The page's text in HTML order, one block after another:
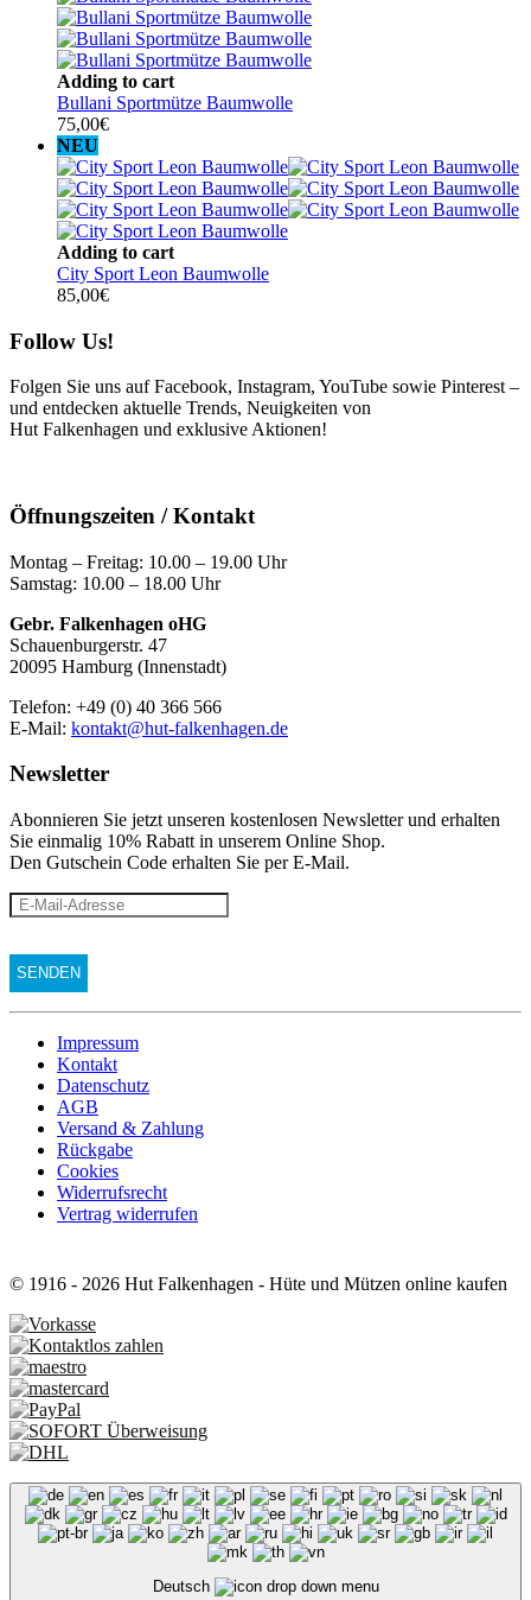
Adding to cart
Bullani Sportmütze Baumwolle
75,00€
NEU
Adding to cart
City Sport Leon Baumwolle
85,00€
Follow Us!
Folgen Sie uns auf Facebook, Instagram, YouTube sowie Pinterest –
und entdecken aktuelle Trends, Neuigkeiten von
Hut Falkenhagen und exklusive Aktionen!
Öffnungszeiten / Kontakt
Montag – Freitag: 10.00 – 19.00 Uhr
Samstag: 10.00 – 18.00 Uhr
Gebr. Falkenhagen oHG
Schauenburgerstr. 47
20095 Hamburg (Innenstadt)
Telefon: +49 (0) 40 366 566
E-Mail: kontakt@hut-falkenhagen.de
Newsletter
Abonnieren Sie jetzt unseren kostenlosen Newsletter und erhalten
Sie einmalig 10% Rabatt in unserem Online Shop.
Den Gutschein Code erhalten Sie per E-Mail.
Impressum
Kontakt
Datenschutz
AGB
Versand & Zahlung
Rückgabe
Cookies
Widerrufsrecht
Vertrag widerrufen
© 1916 - 2026 Hut Falkenhagen - Hüte und Mützen online kaufen
Deutsch